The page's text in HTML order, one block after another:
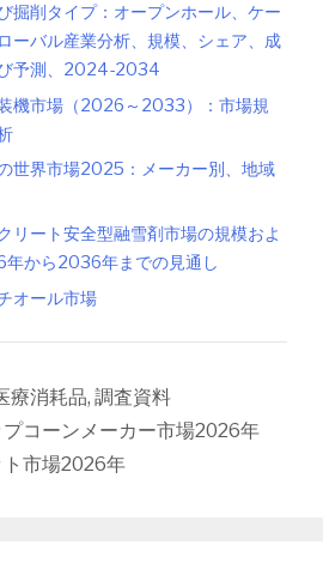
掘削タイプ：オープンホール、ケー
ーバル産業分析、規模、シェア、成
予測、2024-2034
機市場（2026～2033）：市場規
世界市場2025：メーカー別、地域
リート安全型融雪剤市場の規模およ
から2036年までの見通し
オール市場
療消耗品, 調査資料
コーンメーカー市場2026年
市場2026年